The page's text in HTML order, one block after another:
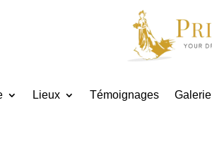
Lieux Témoignages Galerie